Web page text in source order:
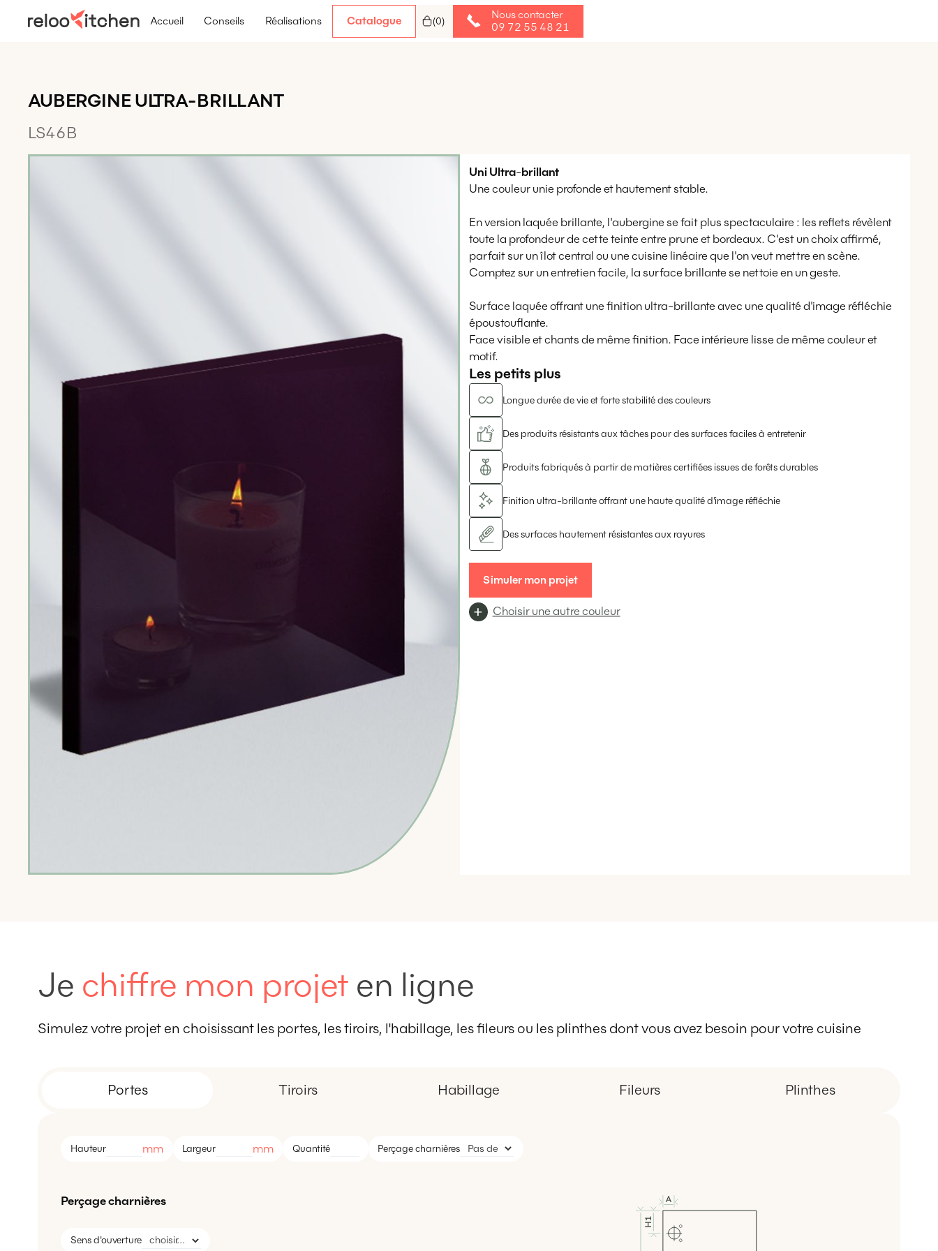
Accueil Conseils Réalisations Catalogue (0)
Nous contacter
09 72 55 48 21
AUBERGINE ULTRA-BRILLANT
LS46B
Uni Ultra-brillant
Une couleur unie profonde et hautement stable.
En version laquée brillante, l'aubergine se fait plus spectaculaire : les reflets révèlent
toute la profondeur de cette teinte entre prune et bordeaux. C'est un choix affirmé,
parfait sur un îlot central ou une cuisine linéaire que l'on veut mettre en scène.
Comptez sur un entretien facile, la surface brillante se nettoie en un geste.
Surface laquée offrant une finition ultra-brillante avec une qualité d'image réfléchie
époustouflante.
Face visible et chants de même finition. Face intérieure lisse de même couleur et
motif.
Les petits plus
Longue durée de vie et forte stabilité des couleurs
Des produits résistants aux tâches pour des surfaces faciles à entretenir
Produits fabriqués à partir de matières certifiées issues de forêts durables
Finition ultra-brillante offrant une haute qualité d'image réfléchie
Des surfaces hautement résistantes aux rayures
Simuler mon projet
Choisir une autre couleur
Je chiffre mon projet en ligne
Simulez votre projet en choisissant les portes, les tiroirs, l'habillage, les fileurs ou les plinthes dont vous avez besoin pour votre cuisine
Portes Tiroirs Habillage Fileurs Plinthes
Hauteur mm Largeur mm Quantité Perçage charnières
Perçage charnières
Sens d'ouverture